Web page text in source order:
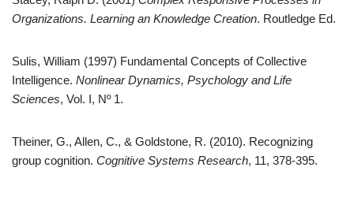
Organizations. Learning an Knowledge Creation. Routledge Ed.
Sulis, William (1997) Fundamental Concepts of Collective
Intelligence. Nonlinear Dynamics, Psychology and Life
Sciences, Vol. I, Nº 1.
Theiner, G., Allen, C., & Goldstone, R. (2010). Recognizing
group cognition. Cognitive Systems Research, 11, 378-395.